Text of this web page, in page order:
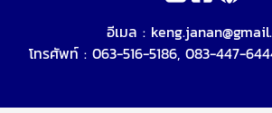
อีเมล :
โทรศัพท์ : 063-516-5186, 083-447-